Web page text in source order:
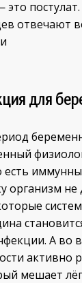
отвечают
для
организм
А во
активно
мешает